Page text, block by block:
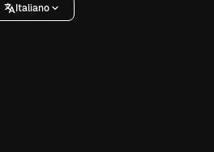
Italiano